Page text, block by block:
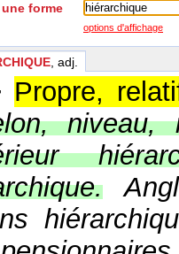
une forme
options d'affichage
, adj.
Propre,
niveau,